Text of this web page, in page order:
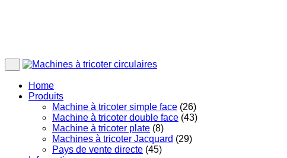
Home
Produits
Machine à tricoter simple face (26)
Machine à tricoter double face (43)
Machine à tricoter plate (8)
Machines à tricoter Jacquard (29)
Pays de vente directe (45)